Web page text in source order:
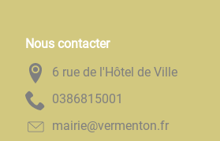
Nous contacter
6 rue de l'Hôtel de Ville
1005186830
rf.notnemrev@eiriam